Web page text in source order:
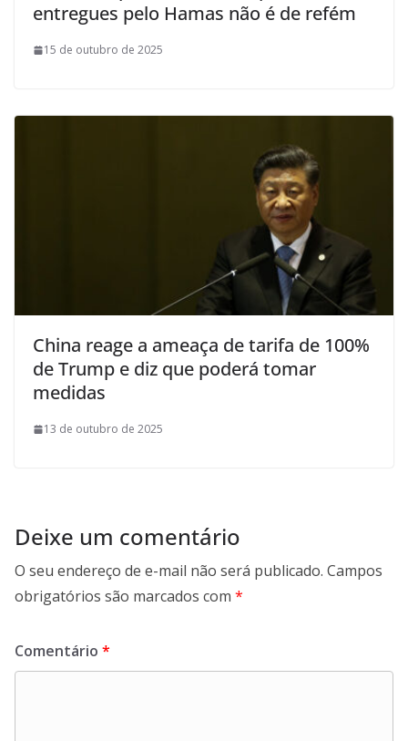
entregues pelo Hamas não é de refém
15 de outubro de 2025
China reage a ameaça de tarifa de 100%
de Trump e diz que poderá tomar
medidas
13 de outubro de 2025
Deixe um comentário
O seu endereço de e-mail não será publicado. Campos
obrigatórios são marcados com *
Comentário *